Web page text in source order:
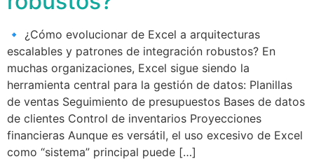
🔹 ¿Cómo evolucionar de Excel a arquitecturas
escalables y patrones de integración robustos? En
muchas organizaciones, Excel sigue siendo la
herramienta central para la gestión de datos: Planillas
de ventas Seguimiento de presupuestos Bases de datos
de clientes Control de inventarios Proyecciones
financieras Aunque es versátil, el uso excesivo de Excel
como “sistema” principal puede […]